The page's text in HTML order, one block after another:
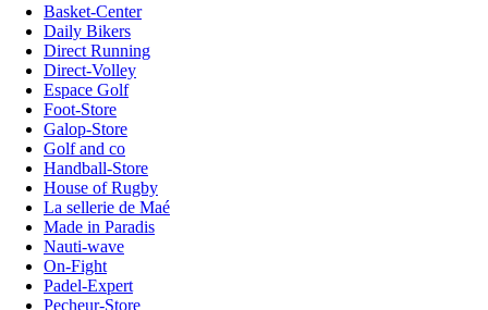
Basket-Center
Daily Bikers
Direct Running
Direct-Volley
Espace Golf
Foot-Store
Galop-Store
Golf and co
Handball-Store
House of Rugby
La sellerie de Maé
Made in Paradis
Nauti-wave
On-Fight
Padel-Expert
Pecheur-Store